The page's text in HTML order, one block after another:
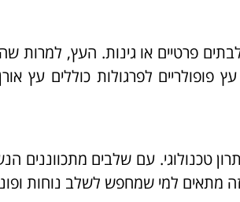
פרטיים או גינות. העץ, למרות
לפרגולות כוללים עץ
טכנולוגי. עם שלבים מתכווננים
למי שמחפש לשלב נוחות